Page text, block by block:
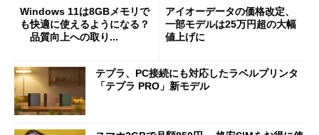
Windows 11は8GBメモリで
も快適に使えるようになる？
品質向上への取り...
アイオーデータの価格改定、
一部モデルは25万円超の大幅
値上げに
テプラ、PC接続にも対応したラベルプリンタ
「テプラ PRO」新モデル